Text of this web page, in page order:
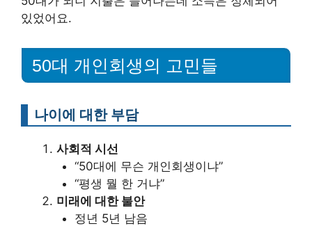
있었어요.
50대 개인회생의 고민들
나이에 대한 부담
사회적 시선
“50대에 무슨 개인회생이냐”
“평생 뭘 한 거냐”
미래에 대한 불안
정년 5년 남음